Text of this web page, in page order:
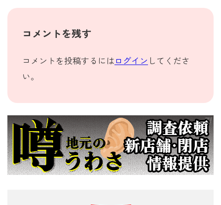
コメントを残す
コメントを投稿するには ログイン してくださ
い。